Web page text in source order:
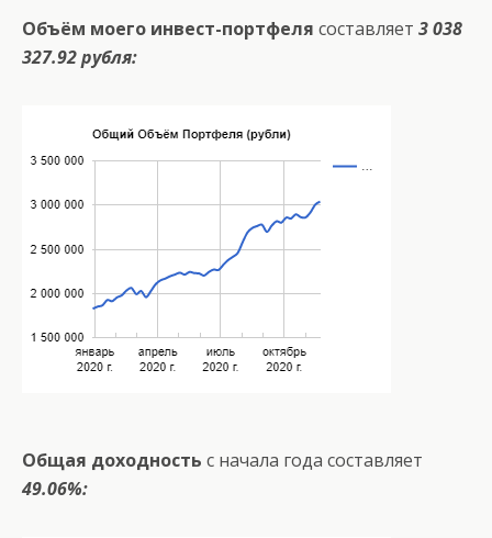
Объём моего инвест-портфеля составляет 3 038
327.92 рубля:
Общая доходность с начала года составляет
49.06%: